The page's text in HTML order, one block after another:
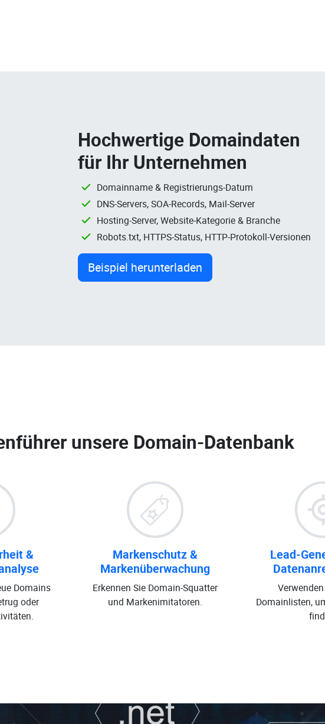
Hochwertige Domaindaten
für Ihr Unternehmen
Domainname & Registrierungs-Datum
DNS-Servers, SOA-Records, Mail-Server
Hosting-Server, Website-Kategorie & Branche
Robots.txt, HTTPS-Status, HTTP-Protokoll-Versionen
Beispiel herunterladen
unsere Domain-Datenbank
&
Domains
oder
Markenschutz &
Markenüberwachung
Erkennen Sie Domain-Squatter
und Markenimitatoren.
Lead-
Domainlisten,